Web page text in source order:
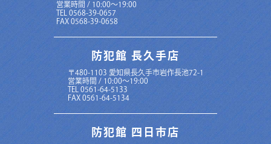
個人情報の第三者への開示・提供の禁止
中部システムは、お客さまよりお預かりした個人情報を適切に管理し、次
お客さまの同意がある場合
業者に対して開示する場合
法令に基づき開示することが必要である場合
個人情報の安全対策
中部システムは、個人情報の正確性及び安全性確保のために、セキュリテ
営業時間 / 10:00〜19:00
TEL 0568-39-0657
FAX 0568-39-0658
防犯館 長久手店
〒480-1103 愛知県長久手市岩作長池72-1
営業時間 / 10:00～19:00
TEL 0561-64-5133
FAX 0561-64-5134
防犯館 四日市店